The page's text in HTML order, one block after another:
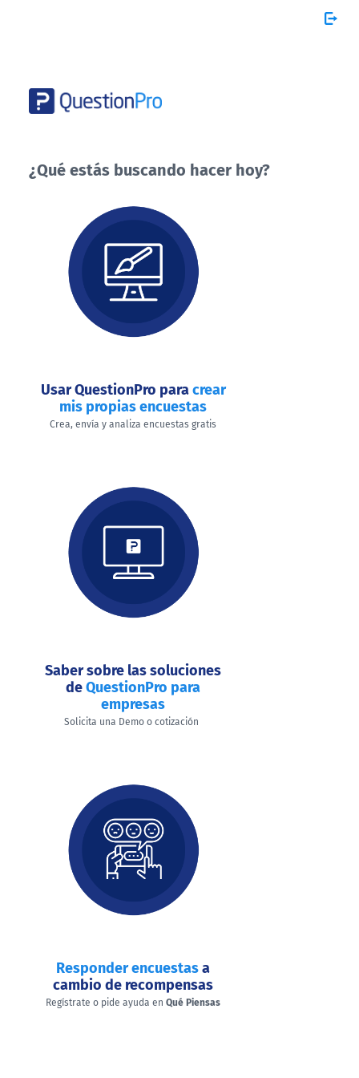
¿Qué estás buscando hacer hoy?
buscando
hacer
Usar QuestionPro paracrear
mis propias encuestas
Crea, envía y analiza encuestas gratis
Saber sobre las soluciones
deQuestionPro para
empresas
Solicita una Demo o cotización
Responder encuestasa
cambio de recompensas
Regístrate o pide ayuda en Qué Piensas